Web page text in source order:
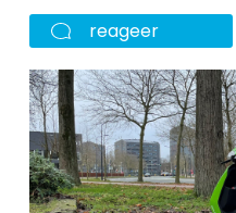
reageer